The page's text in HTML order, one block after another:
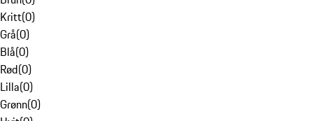
Kritt(0)
Grå(0)
Blå(0)
Rød(0)
Lilla(0)
Grønn(0)